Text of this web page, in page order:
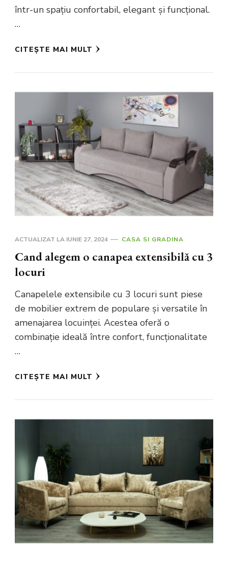
într-un spațiu confortabil, elegant și funcțional.
…
CITEȘTE MAI MULT
ACTUALIZAT LA IUNIE 27, 2024 CASA SI GRADINA
Cand alegem o canapea extensibilă cu 3
locuri
Canapelele extensibile cu 3 locuri sunt piese
de mobilier extrem de populare și versatile în
amenajarea locuinței. Acestea oferă o
combinație ideală între confort, funcționalitate
…
CITEȘTE MAI MULT